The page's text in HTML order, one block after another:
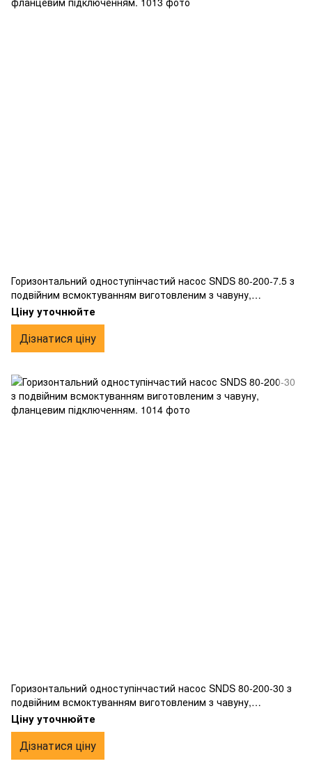
Горизонтальний одноступінчастий насос SNDS 80-200-7.5 з
подвійним всмоктуванням виготовленим з чавуну,
фланцевим підключенням.
Ціну уточнюйте
Дізнатися ціну
Горизонтальний одноступінчастий насос SNDS 80-200-30 з
подвійним всмоктуванням виготовленим з чавуну,
фланцевим підключенням.
Ціну уточнюйте
Дізнатися ціну